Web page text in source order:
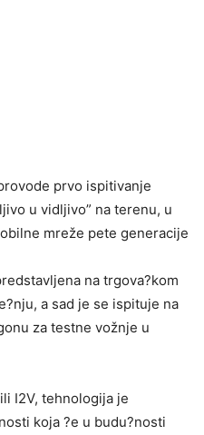
prvo ispitivanje
u vidljivo” na terenu, u
mreže pete generacije
na trgova?kom
a sad je se ispituje na
za testne vožnje u
I2V, tehnologija je
koja ?e u budu?nosti